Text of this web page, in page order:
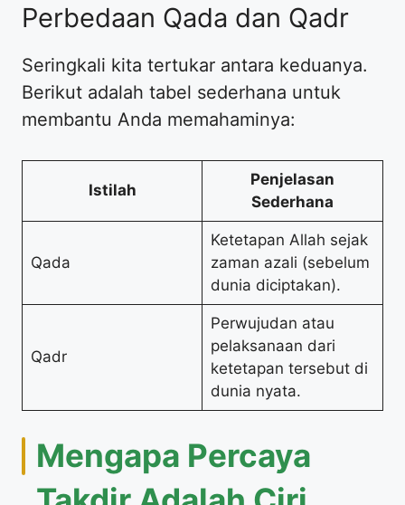
Perbedaan Qada dan Qadr
Seringkali kita tertukar antara keduanya.
Berikut adalah tabel sederhana untuk
membantu Anda memahaminya:
Istilah
Penjelasan
Sederhana
Qada
Ketetapan Allah sejak
zaman azali (sebelum
dunia diciptakan).
Qadr
Perwujudan atau
pelaksanaan dari
ketetapan tersebut di
dunia nyata.
Mengapa Percaya